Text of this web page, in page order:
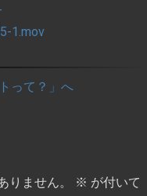
1.mov
って？」へ
りません。 ※ が付いて